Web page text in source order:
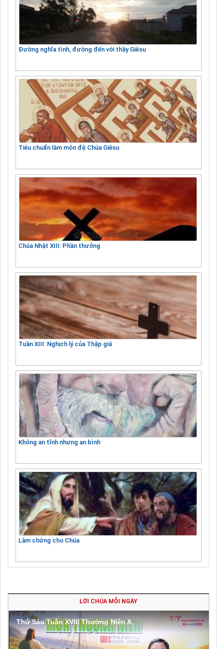
Đường nghĩa tình, đường đến với thầy Giêsu
Tiêu chuẩn làm môn đệ Chúa Giêsu
Chúa Nhật XIII: Phần thưởng
Tuần XIII: Nghịch lý của Thập giá
Không an tĩnh nhưng an bình
Làm chứng cho Chúa
LỜI CHÚA MỖI NGÀY
Thứ Sáu Tuần XVIII Thường Niên A